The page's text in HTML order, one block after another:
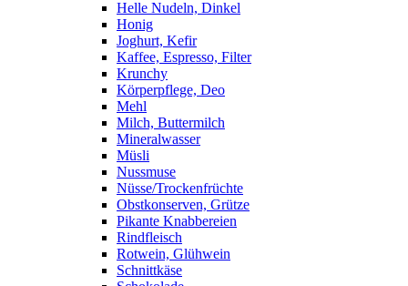
Helle Nudeln, Dinkel
Honig
Joghurt, Kefir
Kaffee, Espresso, Filter
Krunchy
Körperpflege, Deo
Mehl
Milch, Buttermilch
Mineralwasser
Müsli
Nussmuse
Nüsse/Trockenfrüchte
Obstkonserven, Grütze
Pikante Knabbereien
Rindfleisch
Rotwein, Glühwein
Schnittkäse